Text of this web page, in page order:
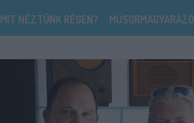
MIT NÉZTÜNK RÉGEN? MŰSORMAGYARÁZÓ